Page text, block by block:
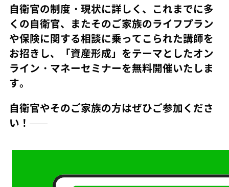
自衛官の制度・現状に詳しく、これまでに多
くの自衛官、またそのご家族のライフプラン
や保険に関する相談に乗ってこられた講師を
お招きし、「資産形成」をテーマとしたオン
ライン・マネーセミナーを無料開催いたしま
す。
自衛官やそのご家族の方はぜひご参加くださ
い！